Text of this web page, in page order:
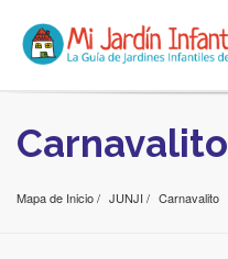
Carnavalito
Mapa de Inicio JUNJI Carnavalito